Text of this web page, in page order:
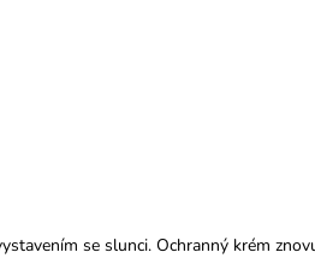
se slunci. Ochranný krém